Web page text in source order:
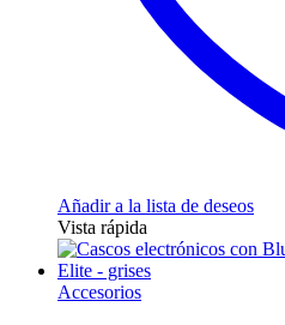
Añadir a la lista de deseos
Vista rápida
Accesorios